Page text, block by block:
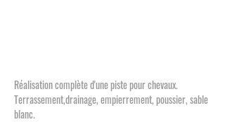
Réalisation complète d'une piste pour chevaux.
Terrassement,drainage, empierrement, poussier, sable
blanc.